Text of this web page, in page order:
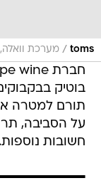
toms
/ מערכת
בוטיק
תורם למטרה
על הסביבה,
חשובות נוספות.